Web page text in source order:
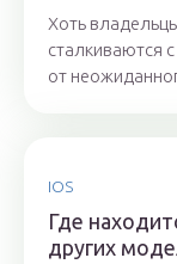
Хоть
сталкиваются
от
IOS
Где
других